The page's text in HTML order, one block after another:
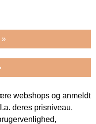
»
webshops og anmeldt
deres prisniveau,